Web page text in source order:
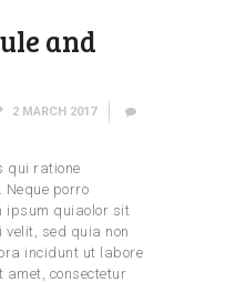
and
2 MARCH 2017
qui ratione
Neque porro
ipsum quiaolor sit
velit, sed quia non
incidunt ut labore
amet, consectetur